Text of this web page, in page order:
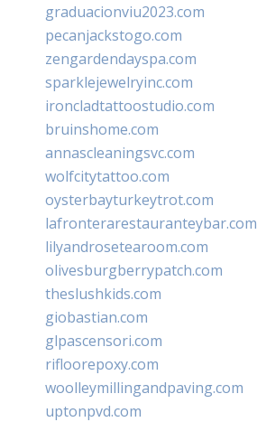
graduacionviu2023.com
pecanjackstogo.com
zengardendayspa.com
sparklejewelryinc.com
ironcladtattoostudio.com
bruinshome.com
annascleaningsvc.com
wolfcitytattoo.com
oysterbayturkeytrot.com
lafronterarestauranteybar.com
lilyandrosetearoom.com
olivesburgberrypatch.com
theslushkids.com
giobastian.com
glpascensori.com
rifloorepoxy.com
woolleymillingandpaving.com
uptonpvd.com